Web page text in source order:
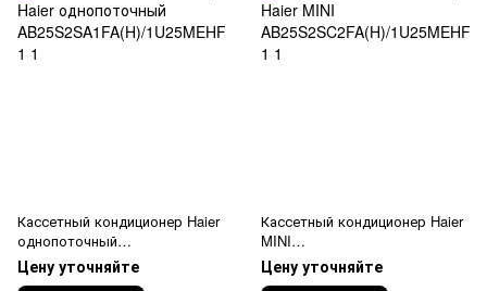
Кассетный кондиционер Haier
однопоточный
AB25S2SA1FA(H)/1U25MEHFR
A-1
Цену уточняйте
Кассетный кондиционер Haier
MINI
AB25S2SC2FA(H)/1U25MEHFR
A-1
Цену уточняйте